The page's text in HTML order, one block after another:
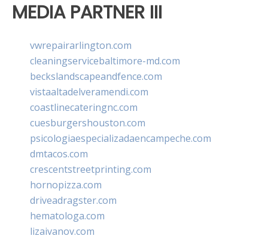
MEDIA PARTNER III
vwrepairarlington.com
cleaningservicebaltimore-md.com
beckslandscapeandfence.com
vistaaltadelveramendi.com
coastlinecateringnc.com
cuesburgershouston.com
psicologiaespecializadaencampeche.com
dmtacos.com
crescentstreetprinting.com
hornopizza.com
driveadragster.com
hematologa.com
lizaivanov.com